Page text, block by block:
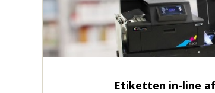
Etiketten in-line